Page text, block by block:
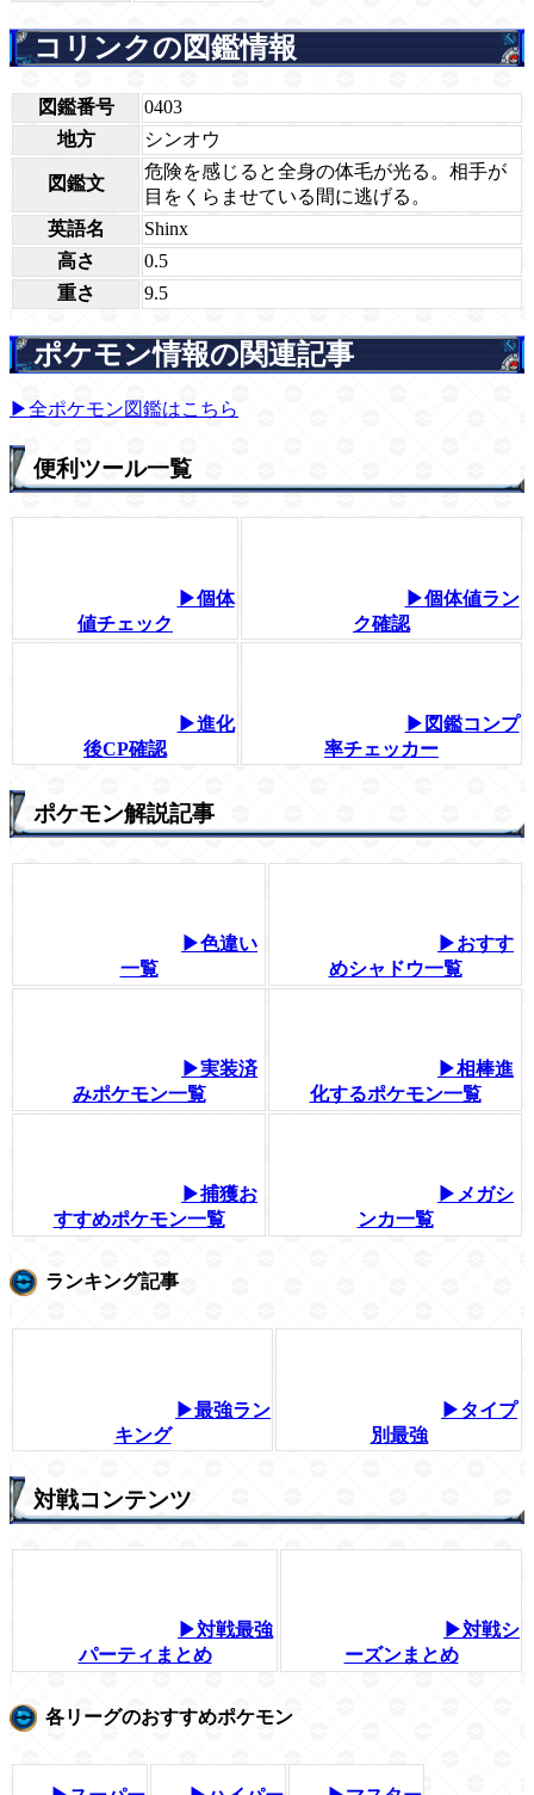
コリンクの図鑑情報
図鑑番号
0403
地方
シンオウ
図鑑文
危険を感じると全身の体毛が光る。相手が
目をくらませている間に逃げる。
英語名
Shinx
高さ
0.5
重さ
9.5
ポケモン情報の関連記事
▶全ポケモン図鑑はこちら
便利ツール一覧
▶個体
値チェック
▶個体値ラン
ク確認
▶進化
後CP確認
▶図鑑コンプ
率チェッカー
ポケモン解説記事
▶色違い
一覧
▶おすす
めシャドウ一覧
▶実装済
みポケモン一覧
▶相棒進
化するポケモン一覧
▶捕獲お
すすめポケモン一覧
▶メガシ
ンカ一覧
ランキング記事
▶最強ラン
キング
▶タイプ
別最強
対戦コンテンツ
▶対戦最強
パーティまとめ
▶対戦シ
ーズンまとめ
各リーグのおすすめポケモン